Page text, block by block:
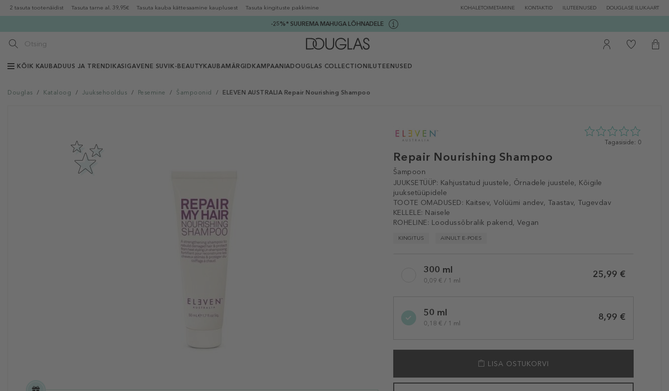
2 tasuta tootenäidist Tasuta tarne al. 39,95€ Tasuta kauba kättesaamine kauplusest Tasuta kingituste pakkimine KOHALETOIMETAMINE KONTAKTID ILUTEENUSED DOUGLASE ILUKAART
-25%* SUUREMA MAHUGA LÕHNADELE
KÕIK KAUBADUUS JA TRENDIKAS IGAVENE SUVI K-BEAUTY KAUBAMÄRGID KAMPAANIADOUGLAS COLLECTION ILUTEENUSED
Douglas / Kataloog / Juuksehooldus / Pesemine / Šampoonid / ELEVEN AUSTRALIA Repair Nourishing Shampoo
Repair Nourishing Shampoo
Šampoon
JUUKSETÜÜP: Kahjustatud juustele, Õrnadele juustele, Kõigile
juuksetüüpidele
TOOTE OMADUSED: Kaitsev, Volüümi andev, Taastav, Tugevdav
KELLELE: Naisele
ROHELINE: Loodussõbralik pakend, Vegan
KINGITUS AINULT E-POES
0
Tagasiside: 0
variation300 ml
0,09 € / 1 ml
25,99 €
50 ml
0,18 € / 1 ml
8,99 €
LISA OSTUKORVI